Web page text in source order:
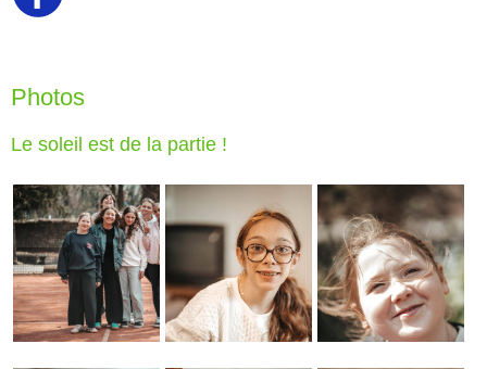
Photos
Le soleil est de la partie !